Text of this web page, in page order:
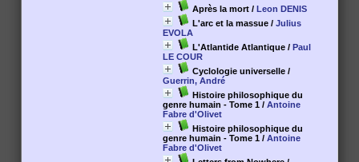
Après la mort / Leon DENIS
L'arc et la massue / Julius
EVOLA
L'Atlantide Atlantique / Paul
LE COUR
Cyclologie universelle /
Guerrin, André
Histoire philosophique du
genre humain - Tome 1 / Antoine
Fabre d'Olivet
Histoire philosophique du
genre humain - Tome 1 / Antoine
Fabre d'Olivet